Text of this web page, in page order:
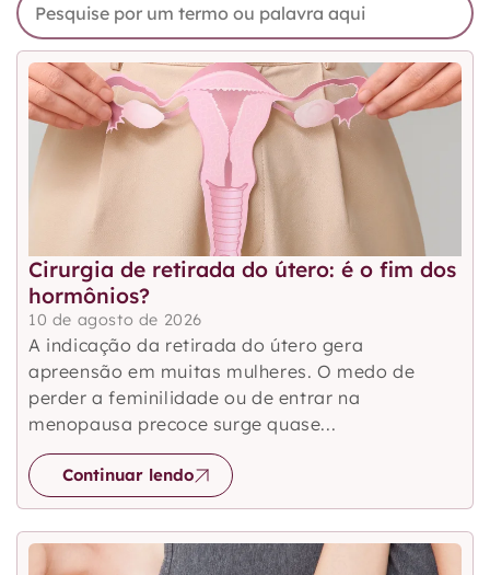
Cirurgia de retirada do útero: é o fim dos
hormônios?
10 de agosto de 2026
A indicação da retirada do útero gera
apreensão em muitas mulheres. O medo de
perder a feminilidade ou de entrar na
menopausa precoce surge quase...
Continuar lendo